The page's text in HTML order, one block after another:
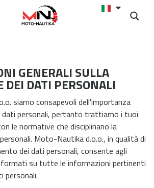
GENERALI SULLA
DEI DATI PERSONALI
siamo consapevoli dell'importanza
dati personali, pertanto trattiamo i tuoi
le normative che disciplinano la
Moto-Nautika d.o.o., in qualità di
dei dati personali, consente agli
su tutte le informazioni pertinenti
personali.